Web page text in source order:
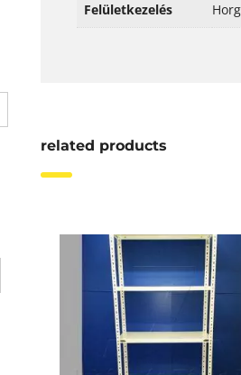
Felületkezelés
related products